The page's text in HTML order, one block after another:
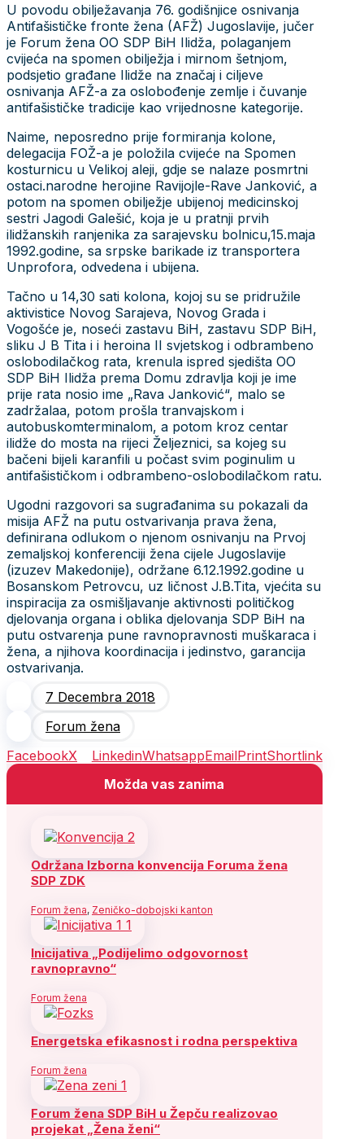
U povodu obilježavanja 76. godišnjice osnivanja
Antifašističke fronte žena (AFŽ) Jugoslavije, jučer
je Forum žena OO SDP BiH Ilidža, polaganjem
cvijeća na spomen obilježja i mirnom šetnjom,
podsjetio građane Ilidže na značaj i ciljeve
osnivanja AFŽ-a za oslobođenje zemlje i čuvanje
antifašističke tradicije kao vrijednosne kategorije.
Naime, neposredno prije formiranja kolone,
delegacija FOŽ-a je položila cvijeće na Spomen
kosturnicu u Velikoj aleji, gdje se nalaze posmrtni
ostaci.narodne herojine Ravijojle-Rave Janković, a
potom na spomen obilježje ubijenoj medicinskoj
sestri Jagodi Galešić, koja je u pratnji prvih
ilidžanskih ranjenika za sarajevsku bolnicu,15.maja
1992.godine, sa srpske barikade iz transportera
Unprofora, odvedena i ubijena.
Tačno u 14,30 sati kolona, kojoj su se pridružile
aktivistice Novog Sarajeva, Novog Grada i
Vogošće je, noseći zastavu BiH, zastavu SDP BiH,
sliku J B Tita i i heroina II svjetskog i odbrambeno
oslobodilačkog rata, krenula ispred sjedišta OO
SDP BiH Ilidža prema Domu zdravlja koji je ime
prije rata nosio ime „Rava Janković“, malo se
zadržalaa, potom prošla tranvajskom i
autobuskomterminalom, a potom kroz centar
ilidže do mosta na rijeci Željeznici, sa kojeg su
bačeni bijeli karanfili u počast svim poginulim u
antifašističkom i odbrambeno-oslobodilačkom ratu.
Ugodni razgovori sa sugrađanima su pokazali da
misija AFŽ na putu ostvarivanja prava žena,
definirana odlukom o njenom osnivanju na Prvoj
zemaljskoj konferenciji žena cijele Jugoslavije
(izuzev Makedonije), održane 6.12.1992.godine u
Bosanskom Petrovcu, uz ličnost J.B.Tita, vjećita su
inspiracija za osmišljavanje aktivnosti političkog
djelovanja organa i oblika djelovanja SDP BiH na
putu ostvarenja pune ravnopravnosti muškaraca i
žena, a njihova koordinacija i jedinstvo, garancija
ostvarivanja.
7 Decembra 2018
Forum žena
FacebookX LinkedinWhatsappEmailPrintShortlink
Možda vas zanima
Održana Izborna konvencija Foruma žena
SDP ZDK
Forum žena, Zeničko-dobojski kanton
Inicijativa „Podijelimo odgovornost
ravnopravno“
Forum žena
Energetska efikasnost i rodna perspektiva
Forum žena
Forum žena SDP BiH u Žepču realizovao
projekat „Žena ženi“